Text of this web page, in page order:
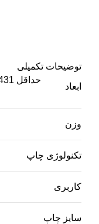
توضیحات تکمیلی
ابعاد
وزن
تکنولوژی چاپ
کاربری
سایز چاپ